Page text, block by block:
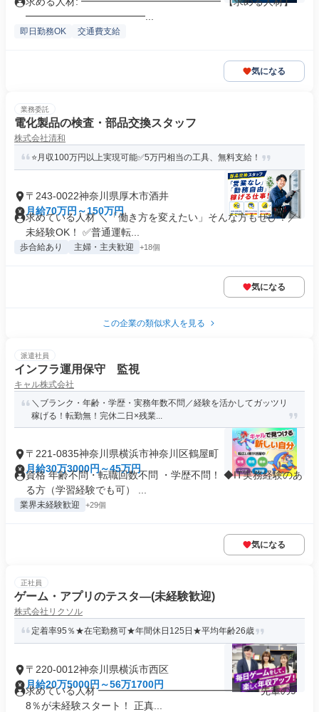
━━━━━━━━━━━━...
即日勤務OK 交通費支給
気になる
業務委託
電化製品の検査・部品交換スタッフ
株式会社清和
⭐月収100万円以上実現可能✅5万円相当の工具、無料支給！
〒243-0022神奈川県厚木市酒井
月給70万円～150万円
求めている人材 ＼「働き方を変えたい」そんな方もぜひ！／
未経験OK！ ✅普通運転...
歩合給あり 主婦・主夫歓迎 +18個
気になる
この企業の類似求人を見る
派遣社員
インフラ運用保守 監視
キャル株式会社
＼ブランク・年齢・学歴・実務年数不問／経験を活かしてガッツリ
稼げる！転勤無！完休二日×残業...
〒221-0835神奈川県横浜市神奈川区鶴屋町
月給30万3000円～45万円
資格 年齢不問・転職回数不問 ・学歴不問！ ◆IT実務経験のあ
る方（学習経験でも可） ...
業界未経験歓迎 +29個
気になる
正社員
ゲーム・アプリのテスタ―(未経験歓迎)
株式会社リクソル
定着率95％★在宅勤務可★年間休日125日★平均年齢26歳
〒220-0012神奈川県横浜市西区
月給20万5000円～56万1700円
求めている人材 ━━━━━━━━━━━━━━━━ 先輩の9
8％が未経験スタート！ 正真...